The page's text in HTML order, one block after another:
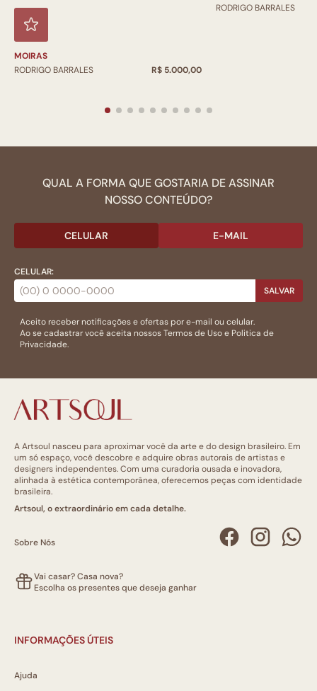
MOIRAS
RODRIGO BARRALES
R$ 5.000,00
RODRIGO BARRALES
QUAL A FORMA QUE GOSTARIA DE ASSINAR
NOSSO CONTEÚDO?
CELULAR E-MAIL
CELULAR:
SALVAR
Aceito receber notificações e ofertas por e-mail ou celular.
Ao se cadastrar você aceita nossosTermos de Usoe Politica de
Privacidade.
A Artsoul nasceu para aproximar você da arte e do design brasileiro. Em
um só espaço, você descobre e adquire obras autorais de artistas e
designers independentes. Com uma curadoria ousada e inovadora,
alinhada à estética contemporânea, oferecemos peças com identidade
brasileira.
Artsoul, o extraordinário em cada detalhe.
Sobre Nós
Vai casar? Casa nova?
Escolha os presentes que deseja ganhar
INFORMAÇÕES ÚTEIS
Ajuda